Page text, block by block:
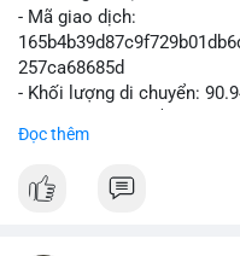
- Mã giao dịch:
257ca68685d
- Khối lượng di chuyển:
USD)
Đọc thêm